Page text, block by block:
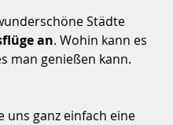
Städte
an. Wohin kann es
man genießen kann.
uns ganz einfach eine